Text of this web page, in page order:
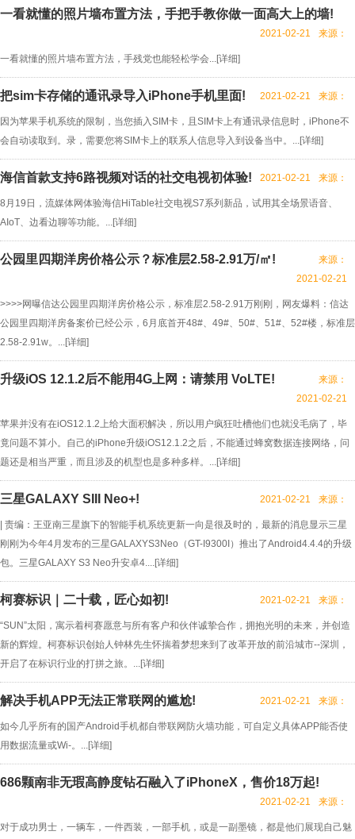
一看就懂的照片墙布置方法，手把手教你做一面高大上的墙!
来源：
2021-02-21
一看就懂的照片墙布置方法，手残党也能轻松学会...[详细]
把sim卡存储的通讯录导入iPhone手机里面! 来源：
2021-02-21
因为苹果手机系统的限制，当您插入SIM卡，且SIM卡上有通讯录信息时，iPhone不
会自动读取到。录，需要您将SIM卡上的联系人信息导入到设备当中。...[详细]
海信首款支持6路视频对话的社交电视初体验! 来源：
2021-02-21
8月19日，流媒体网体验海信HiTable社交电视S7系列新品，试用其全场景语音、
AIoT、边看边聊等功能。...[详细]
公园里四期洋房价格公示？标准层2.58-2.91万/㎡!
来源：
2021-02-21
>>>>网曝信达公园里四期洋房价格公示，标准层2.58-2.91万刚刚，网友爆料：信达
公园里四期洋房备案价已经公示，6月底首开48#、49#、50#、51#、52#楼，标准层
2.58-2.91w。...[详细]
升级iOS 12.1.2后不能用4G上网：请禁用 VoLTE!
来源：
2021-02-21
苹果并没有在iOS12.1.2上给大面积解决，所以用户疯狂吐槽他们也就没毛病了，毕
竟问题不算小。自己的iPhone升级iOS12.1.2之后，不能通过蜂窝数据连接网络，问
题还是相当严重，而且涉及的机型也是多种多样。...[详细]
三星GALAXY SIII Neo+! 来源：
2021-02-21
| 责编：王亚南三星旗下的智能手机系统更新一向是很及时的，最新的消息显示三星
刚刚为今年4月发布的三星GALAXYS3Neo（GT-I9300I）推出了Android4.4.4的升级
包。三星GALAXY S3 Neo升安卓4....[详细]
柯赛标识｜二十载，匠心如初! 来源：
2021-02-21
“SUN”太阳，寓示着柯赛愿意与所有客户和伙伴诚挚合作，拥抱光明的未来，并创造
新的辉煌。柯赛标识创始人钟林先生怀揣着梦想来到了改革开放的前沿城市--深圳，
开启了在标识行业的打拼之旅。...[详细]
解决手机APP无法正常联网的尴尬! 来源：
2021-02-21
如今几乎所有的国产Android手机都自带联网防火墙功能，可自定义具体APP能否使
用数据流量或Wi-。...[详细]
686颗南非无瑕高静度钻石融入了iPhoneX，售价18万起!
来源：
2021-02-21
对于成功男士，一辆车，一件西装，一部手机，或是一副墨镜，都是他们展现自己魅